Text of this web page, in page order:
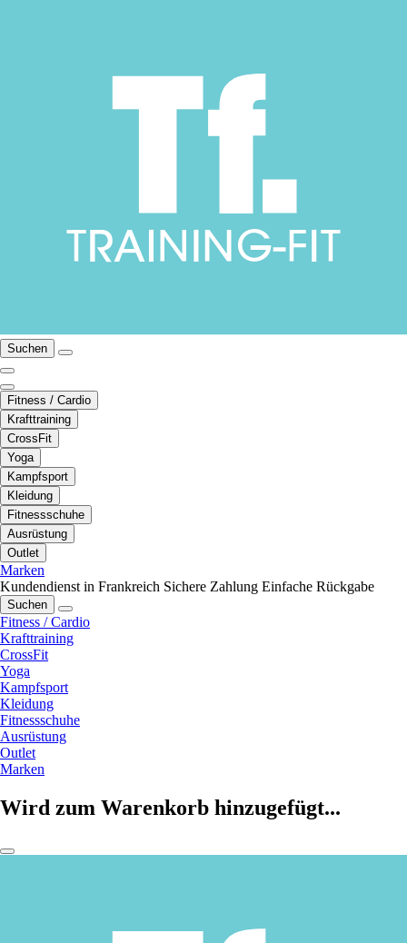
Suchen
Fitness / Cardio
Krafttraining
CrossFit
Yoga
Kampfsport
Kleidung
Fitnessschuhe
Ausrüstung
Outlet
Marken
Kundendienst in Frankreich Sichere Zahlung Einfache Rückgabe
Suchen
Fitness / Cardio
Krafttraining
CrossFit
Yoga
Kampfsport
Kleidung
Fitnessschuhe
Ausrüstung
Outlet
Marken
Wird zum Warenkorb hinzugefügt...